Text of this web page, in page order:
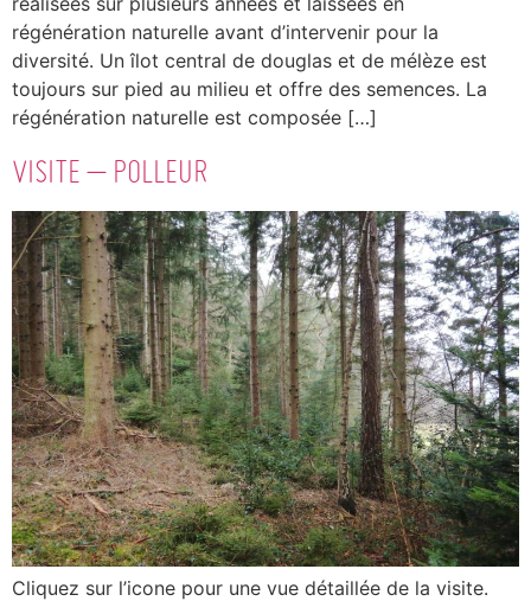
régénération naturelle avant d’intervenir pour la
diversité. Un îlot central de douglas et de mélèze est
toujours sur pied au milieu et offre des semences. La
régénération naturelle est composée […]
VISITE – POLLEUR
Cliquez sur l’icone pour une vue détaillée de la visite.